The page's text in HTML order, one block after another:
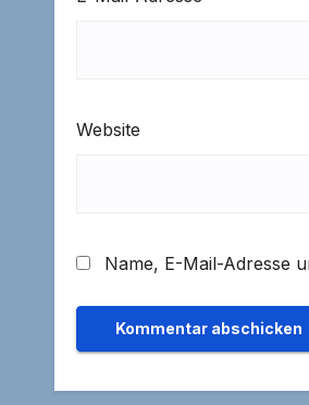
Website
Name, E-Mail-Adresse